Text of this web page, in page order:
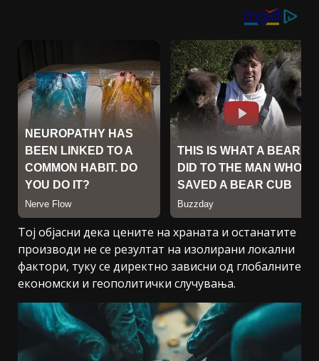
Тој објасни дека цените на храната и останатите
производи не се резултат на изолирани локални
фактори, туку се директно зависни од глобалните
економски и геополитички случувања.